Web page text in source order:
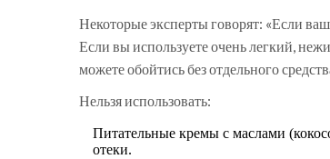
Некоторые эксперты говорят: «Если
Если вы используете очень легкий,
можете обойтись без отдельного
Нельзя использовать:
Питательные кремы с маслами
отеки.